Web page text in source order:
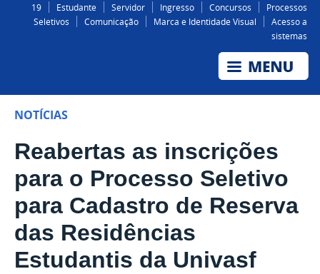
19
Estudante Servidor Ingresso Concursos
Processos
Seletivos
Comunicação Marca e Identidade Visual
Acesso a
sistemas
NOTÍCIAS
Reabertas as inscrições
para o Processo Seletivo
para Cadastro de Reserva
das Residências
Estudantis da Univasf